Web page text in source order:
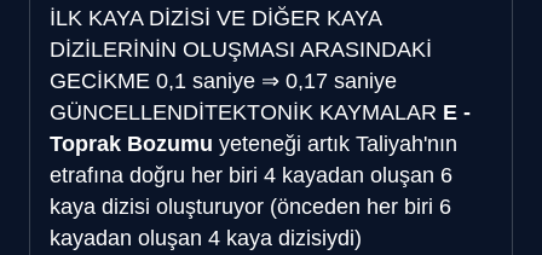
İLK KAYA DİZİSİ VE DİĞER KAYA
DİZİLERİNİN OLUŞMASI ARASINDAKİ
GECİKME 0,1 saniye ⇒ 0,17 saniye
GÜNCELLENDİTEKTONİK KAYMALAR E -
Toprak Bozumu yeteneği artık Taliyah'nın
etrafına doğru her biri 4 kayadan oluşan 6
kaya dizisi oluşturuyor (önceden her biri 6
kayadan oluşan 4 kaya dizisiydi)